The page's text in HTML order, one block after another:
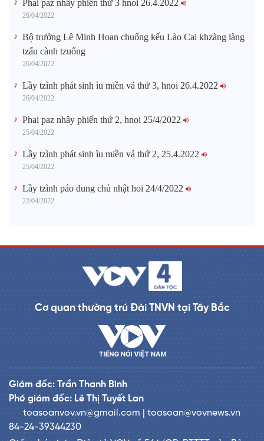
Phai paz nhây phiến thứ 3 hnoi 26.4.2022
26/04/2022
Bộ trưởng Lê Minh Hoan chuổng kếu Lào Cai khzàng làng
tzấu cành tzuống​
26/04/2022
Lầy tzình phát sinh ìu miền vả thứ 3, hnoi 26.4.2022
26/04/2022
Phai paz nhây phiến thứ 2, hnoi 25/4/2022
25/04/2022
Lầy tzình phát sinh ìu miền vả thứ 2, 25.4.2022
25/04/2022
Lầy tzình páo dung chủ nhật hoi 24/4/2022
22/04/2022
Cơ quan thường trú Đài TNVN tại Tây Bắc
Giám đốc: Trần Thanh Bình
Phó giám đốc: Lê Thị Tuyết Lan
toasoanvov.vn@gmail.com | toasoan@vovnews.vn
84-24-39344230